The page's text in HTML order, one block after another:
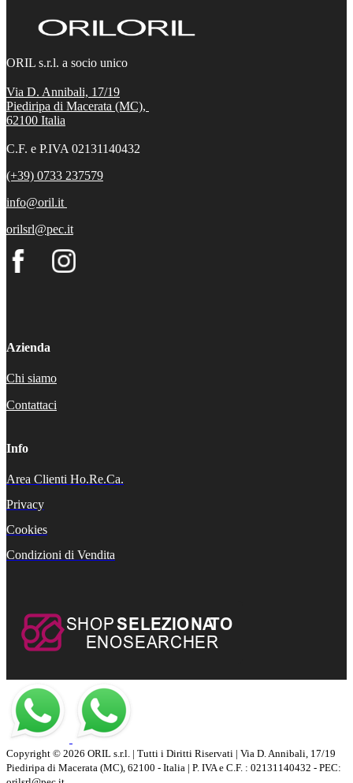
ORIL s.r.l. a socio unico
Via D. Annibali, 17/19
Piediripa di Macerata (MC),
62100 Italia
C.F. e P.IVA 02131140432
(+39) 0733 237579
info@oril.it
orilsrl@pec.it
Azienda
Chi siamo
Contattaci
Info
Area Clienti Ho.Re.Ca.
Privacy
Cookies
Condizioni di Vendita
Copyright © 2026 ORIL s.r.l. | Tutti i Diritti Riservati | Via D. Annibali, 17/19
Piediripa di Macerata (MC), 62100 - Italia | P. IVA e C.F. : 02131140432 - PEC: